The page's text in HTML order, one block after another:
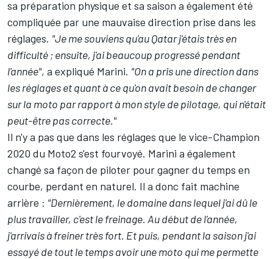
sa préparation physique et sa saison a également été
compliquée par une mauvaise direction prise dans les
réglages. "Je me souviens qu'au Qatar j'étais très en
difficulté ; ensuite, j'ai beaucoup progressé pendant
l'année", a expliqué Marini. "On a pris une direction dans
les réglages et quant à ce qu'on avait besoin de changer
sur la moto par rapport à mon style de pilotage, qui n'était
peut-être pas correcte."
Il n'y a pas que dans les réglages que le vice-Champion
2020 du Moto2 s'est fourvoyé. Marini a également
changé sa façon de piloter pour gagner du temps en
courbe, perdant en naturel. Il a donc fait machine
arrière : "Dernièrement, le domaine dans lequel j'ai dû le
plus travailler, c'est le freinage. Au début de l'année,
j'arrivais à freiner très fort. Et puis, pendant la saison j'ai
essayé de tout le temps avoir une moto qui me permette